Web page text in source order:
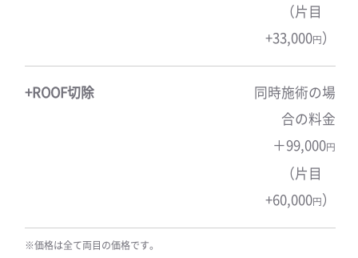
（片目
+33,000円）
+ROOF切除
同時施術の場
合の料金
＋99,000円
（片目
+60,000円）
※価格は全て両目の価格です。